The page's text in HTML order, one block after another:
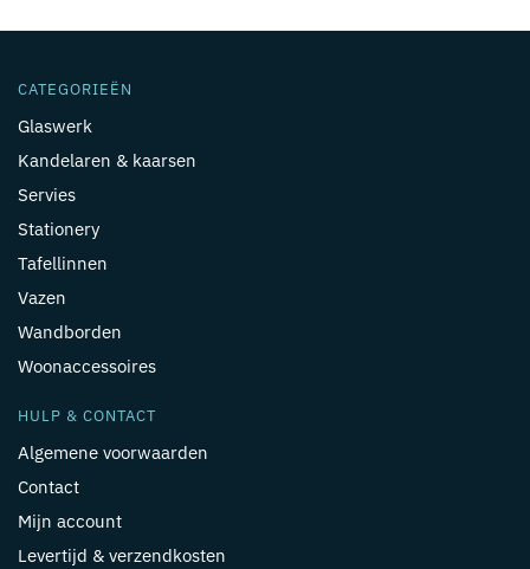
CATEGORIEËN
Glaswerk
Kandelaren & kaarsen
Servies
Stationery
Tafellinnen
Vazen
Wandborden
Woonaccessoires
HULP & CONTACT
Algemene voorwaarden
Contact
Mijn account
Levertijd & verzendkosten